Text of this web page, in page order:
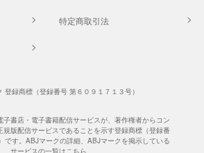
特定商取引法
子書店・電子書籍配信サービスが、著作権者からコン
規版配信サービスであることを示す登録商標（登録番
です。ABJマークの詳細、ABJマークを掲示している
サービスの一覧はこちら